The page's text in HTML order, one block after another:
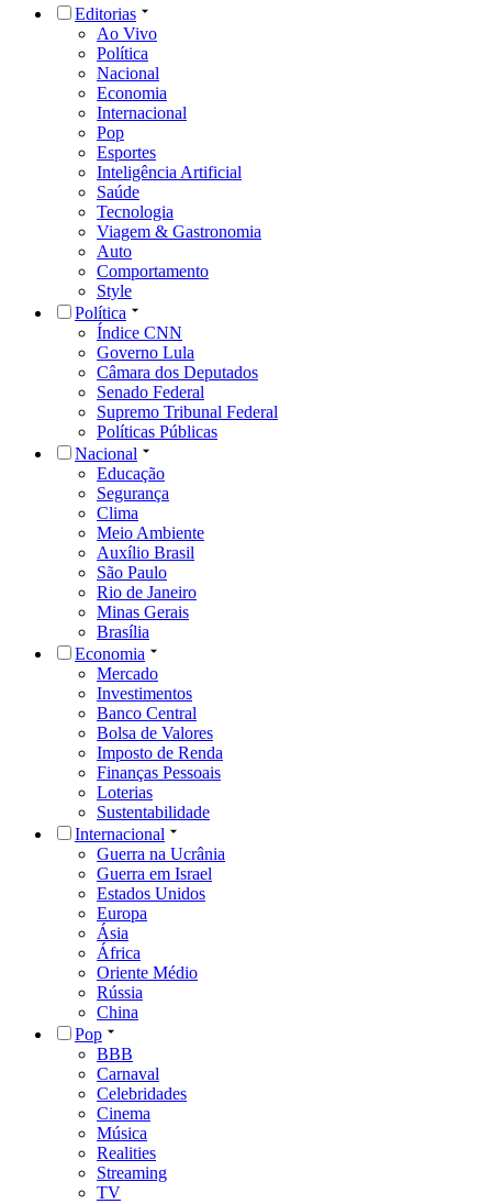
Editorias
Ao Vivo
Política
Nacional
Economia
Internacional
Pop
Esportes
Inteligência Artificial
Saúde
Tecnologia
Viagem & Gastronomia
Auto
Comportamento
Style
Política
Índice CNN
Governo Lula
Câmara dos Deputados
Senado Federal
Supremo Tribunal Federal
Políticas Públicas
Nacional
Educação
Segurança
Clima
Meio Ambiente
Auxílio Brasil
São Paulo
Rio de Janeiro
Minas Gerais
Brasília
Economia
Mercado
Investimentos
Banco Central
Bolsa de Valores
Imposto de Renda
Finanças Pessoais
Loterias
Sustentabilidade
Internacional
Guerra na Ucrânia
Guerra em Israel
Estados Unidos
Europa
Ásia
África
Oriente Médio
Rússia
China
Pop
BBB
Carnaval
Celebridades
Cinema
Música
Realities
Streaming
TV